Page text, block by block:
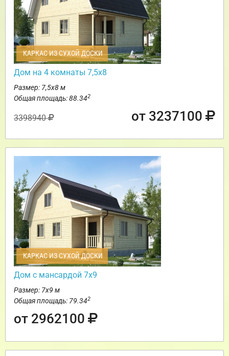
КАРКАС ИЗ СУХОЙ ДОСКИ
Дом на 4 комнаты 7,5х8
Размер: 7,5х8 м
Общая площадь: 88.342
3398940 от 3237100
КАРКАС ИЗ СУХОЙ ДОСКИ
Дом с мансардой 7х9
Размер: 7х9 м
Общая площадь: 79.342
от 2962100